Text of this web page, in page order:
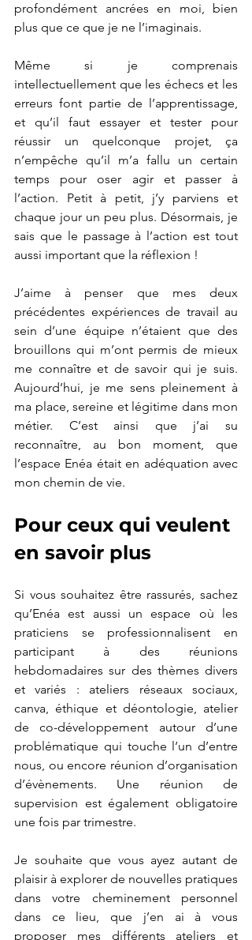
profondément ancrées en moi, bien
plus que ce que je ne l’imaginais.
Même si je comprenais
intellectuellement que les échecs et les
erreurs font partie de l’apprentissage,
et qu’il faut essayer et tester pour
réussir un quelconque projet, ça
n’empêche qu’il m’a fallu un certain
temps pour oser agir et passer à
l’action. Petit à petit, j’y parviens et
chaque jour un peu plus. Désormais, je
sais que le passage à l’action est tout
aussi important que la réflexion !
J’aime à penser que mes deux
précédentes expériences de travail au
sein d’une équipe n’étaient que des
brouillons qui m’ont permis de mieux
me connaître et de savoir qui je suis.
Aujourd’hui, je me sens pleinement à
ma place, sereine et légitime dans mon
métier. C’est ainsi que j’ai su
reconnaître, au bon moment, que
l’espace Enéa était en adéquation avec
mon chemin de vie.
Pour ceux qui veulent
en savoir plus
Si vous souhaitez être rassurés, sachez
qu’Enéa est aussi un espace où les
praticiens se professionnalisent en
participant à des réunions
hebdomadaires sur des thèmes divers
et variés : ateliers réseaux sociaux,
canva, éthique et déontologie, atelier
de co-développement autour d’une
problématique qui touche l’un d’entre
nous, ou encore réunion d’organisation
d’évènements. Une réunion de
supervision est également obligatoire
une fois par trimestre.
Je souhaite que vous ayez autant de
plaisir à explorer de nouvelles pratiques
dans votre cheminement personnel
dans ce lieu, que j’en ai à vous
proposer mes différents ateliers et